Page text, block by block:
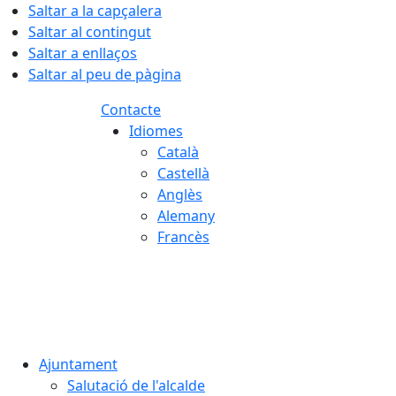
Saltar a la capçalera
Saltar al contingut
Saltar a enllaços
Saltar al peu de pàgina
Contacte
Idiomes
Català
Castellà
Anglès
Alemany
Francès
Ajuntament
Salutació de l'alcalde